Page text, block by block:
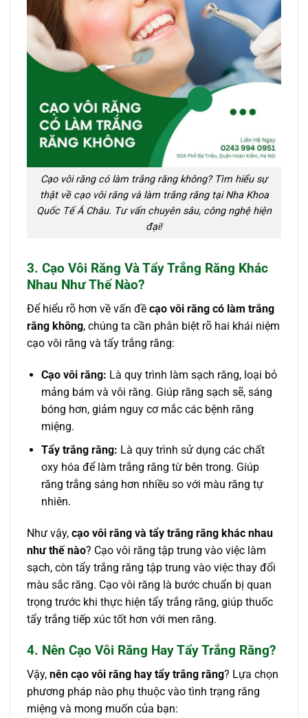
Cạo vôi răng có làm trắng răng không? Tìm hiểu sự
thật về cạo vôi răng và làm trắng răng tại Nha Khoa
Quốc Tế Á Châu. Tư vấn chuyên sâu, công nghệ hiện
đại!
3. Cạo Vôi Răng Và Tẩy Trắng Răng Khác
Nhau Như Thế Nào?
Để hiểu rõ hơn về vấn đề cạo vôi răng có làm trắng
răng không, chúng ta cần phân biệt rõ hai khái niệm
cạo vôi răng và tẩy trắng răng:
Cạo vôi răng: Là quy trình làm sạch răng, loại bỏ
mảng bám và vôi răng. Giúp răng sạch sẽ, sáng
bóng hơn, giảm nguy cơ mắc các bệnh răng
miệng.
Tẩy trắng răng: Là quy trình sử dụng các chất
oxy hóa để làm trắng răng từ bên trong. Giúp
răng trắng sáng hơn nhiều so với màu răng tự
nhiên.
Như vậy, cạo vôi răng và tẩy trắng răng khác nhau
như thế nào? Cạo vôi răng tập trung vào việc làm
sạch, còn tẩy trắng răng tập trung vào việc thay đổi
màu sắc răng. Cạo vôi răng là bước chuẩn bị quan
trọng trước khi thực hiện tẩy trắng răng, giúp thuốc
tẩy trắng tiếp xúc tốt hơn với men răng.
4. Nên Cạo Vôi Răng Hay Tẩy Trắng Răng?
Vậy, nên cạo vôi răng hay tẩy trắng răng? Lựa chọn
phương pháp nào phụ thuộc vào tình trạng răng
miệng và mong muốn của bạn: